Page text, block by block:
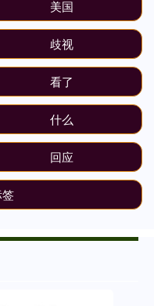
美国
歧视
看了
什么
回应